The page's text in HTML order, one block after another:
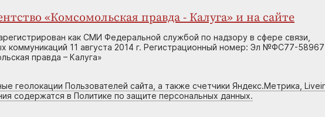
«Комсомольская правда - Калуга» и на сайте
как СМИ Федеральной службой по надзору в сфере связи,
коммуникаций 11 августа 2014 г. Регистрационный номер: Эл №ФС77-58967
правда – Калуга»
геолокации Пользователей сайта, а также счетчики Яндекс.Метрика,
содержатся в Политике по защите персональных данных.